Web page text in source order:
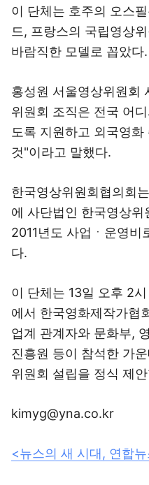
이 단체는 호주의 오스
드, 프랑스의 국립영상
바람직한 모델로 꼽았다.
홍성원 서울영상위원회
위원회 조직은 전국 어
도록 지원하고 외국영
것"이라고 말했다.
한국영상위원회협의회
에 사단법인 한국영상
2011년도 사업ㆍ운영비
다.
이 단체는 13일 오후 2
에서 한국영화제작가협
업계 관계자와 문화부,
진흥원 등이 참석한 가
위원회 설립을 정식 제
kimyg@yna.co.kr
<뉴스의 새 시대, 연합